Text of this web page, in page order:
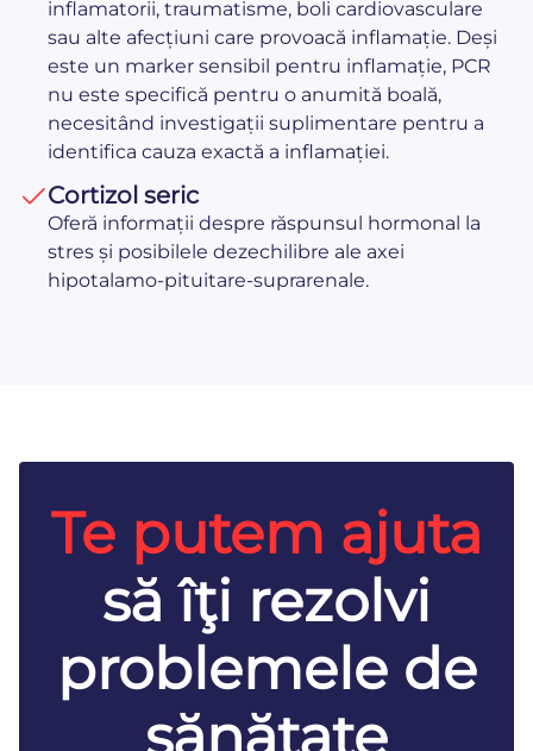
inflamatorii, traumatisme, boli cardiovasculare
sau alte afecțiuni care provoacă inflamație. Deși
este un marker sensibil pentru inflamație, PCR
nu este specifică pentru o anumită boală,
necesitând investigații suplimentare pentru a
identifica cauza exactă a inflamației.
Cortizol seric
Oferă informații despre răspunsul hormonal la
stres și posibilele dezechilibre ale axei
hipotalamo-pituitare-suprarenale.
Te putem ajuta
să îţi rezolvi
problemele de